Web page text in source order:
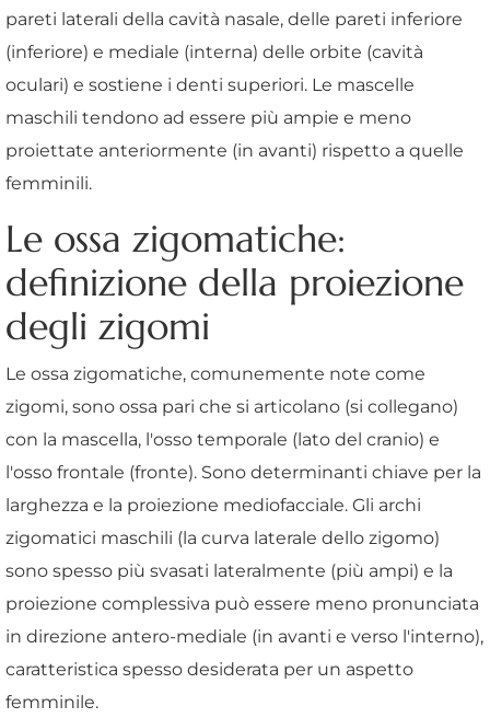
pareti laterali della cavità nasale, delle pareti inferiore
(inferiore) e mediale (interna) delle orbite (cavità
oculari) e sostiene i denti superiori. Le mascelle
maschili tendono ad essere più ampie e meno
proiettate anteriormente (in avanti) rispetto a quelle
femminili.
Le ossa zigomatiche:
definizione della proiezione
degli zigomi
Le ossa zigomatiche, comunemente note come
zigomi, sono ossa pari che si articolano (si collegano)
con la mascella, l'osso temporale (lato del cranio) e
l'osso frontale (fronte). Sono determinanti chiave per la
larghezza e la proiezione mediofacciale. Gli archi
zigomatici maschili (la curva laterale dello zigomo)
sono spesso più svasati lateralmente (più ampi) e la
proiezione complessiva può essere meno pronunciata
in direzione antero-mediale (in avanti e verso l'interno),
caratteristica spesso desiderata per un aspetto
femminile.